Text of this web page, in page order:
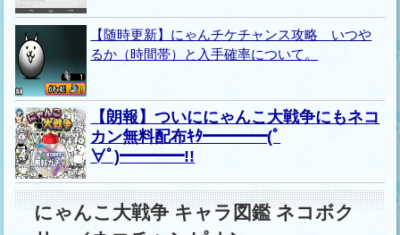
【随時更新】にゃんチケチャンス攻略 いつや
るか（時間帯）と入手確率について。
【朗報】ついににゃんこ大戦争にもネコ
カン無料配布ｷﾀ━━━━(ﾟ
∀ﾟ)━━━━!!
にゃんこ大戦争 キャラ図鑑 ネコボク